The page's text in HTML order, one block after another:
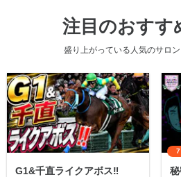
注目のおすす
盛り上がっている人気のサロン
G1&千直ライクアボス‼️
7